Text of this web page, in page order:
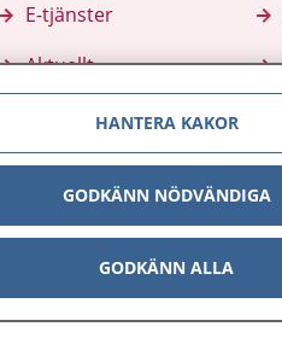
E-tjänster
Aktuellt
personuppgifterHantering av
HANTERA KAKOR
GODKÄNN NÖDVÄNDIGA
GODKÄNN ALLA